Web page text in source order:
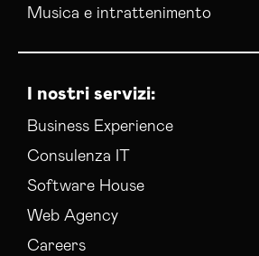
Musica e intrattenimento
I nostri servizi:
Business Experience
Consulenza IT
Software House
Web Agency
Careers